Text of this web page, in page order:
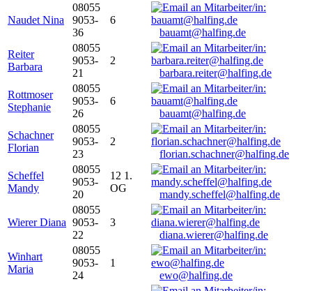
Naudet Nina
08055
9053-
36
6
bauamt@halfing.de
Reiter
Barbara
08055
9053-
21
2
barbara.reiter@halfing.de
Rottmoser
Stephanie
08055
9053-
26
6
bauamt@halfing.de
Schachner
Florian
08055
9053-
23
2
florian.schachner@halfing.de
Scheffel
Mandy
08055
9053-
20
12 1.
OG
mandy.scheffel@halfing.de
Wierer Diana
08055
9053-
22
3
diana.wierer@halfing.de
Winhart
Maria
08055
9053-
24
1
ewo@halfing.de